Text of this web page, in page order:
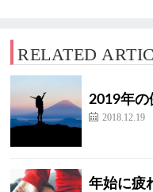
RELATED
2019年
2018.12.19
年始に疲